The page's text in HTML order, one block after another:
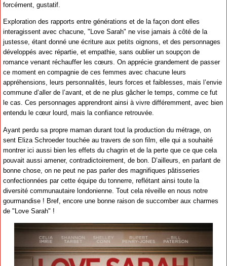
forcément, gustatif.
Exploration des rapports entre générations et de la façon dont elles
interagissent avec chacune, "Love Sarah" ne vise jamais à côté de la
justesse, étant donné une écriture aux petits oignons, et des personnages
développés avec répartie, et empathie, sans oublier un soupçon de
romance venant réchauffer les cœurs. On apprécie grandement de passer
ce moment en compagnie de ces femmes avec chacune leurs
appréhensions, leurs personnalités, leurs forces et faiblesses, mais l’envie
commune d’aller de l’avant, et de ne plus gâcher le temps, comme ce fut
le cas. Ces personnages apprendront ainsi à vivre différemment, avec bien
entendu le cœur lourd, mais la confiance retrouvée.
Ayant perdu sa propre maman durant tout la production du métrage, on
sent Eliza Schroeder touchée au travers de son film, elle qui a souhaité
montrer ici aussi bien les effets du chagrin et de la perte que ce que cela
pouvait aussi amener, contradictoirement, de bon. D’ailleurs, en parlant de
bonne chose, on ne peut ne pas parler des magnifiques pâtisseries
confectionnées par cette équipe du tonnerre, reflétant ainsi toute la
diversité communautaire londonienne. Tout cela réveille en nous notre
gourmandise ! Bref, encore une bonne raison de succomber aux charmes
de "Love Sarah" !